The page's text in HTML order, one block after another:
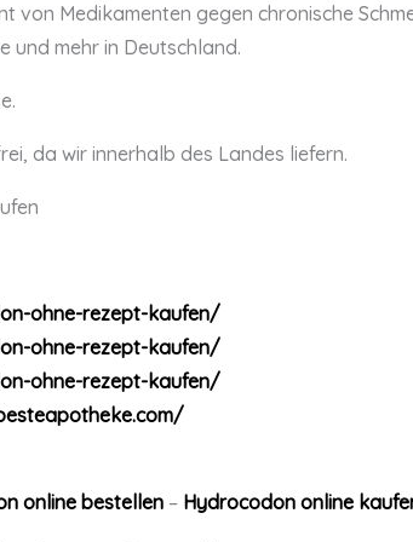
von Medikamenten gegen chronische
und mehr in Deutschland.
da wir innerhalb des Landes liefern.
ohne-rezept-kaufen/
ohne-rezept-kaufen/
ohne-rezept-kaufen/
online bestellen– Hydrocodon online